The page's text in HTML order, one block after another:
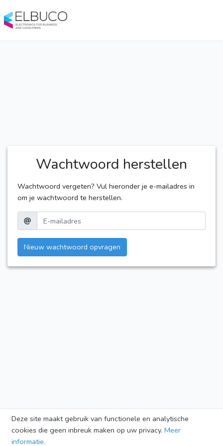
Wachtwoord herstellen
Wachtwoord vergeten? Vul hieronder je e-mailadres in
om je wachtwoord te herstellen.
Nieuw wachtwoord opvragen
Deze site maakt gebruik van functionele en analytische
cookies die geen inbreuk maken op uw privacy. Meer
informatie.